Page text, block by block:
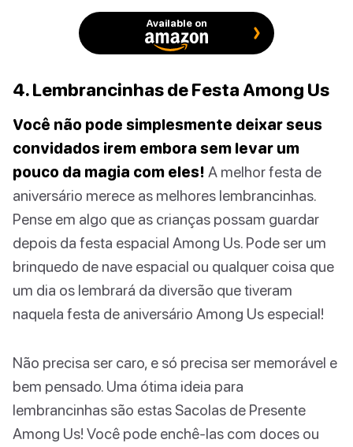
Available on
4. Lembrancinhas de Festa Among Us
Você não pode simplesmente deixar seus
convidados irem embora sem levar um
pouco da magia com eles! A melhor festa de
aniversário merece as melhores lembrancinhas.
Pense em algo que as crianças possam guardar
depois da festa espacial Among Us. Pode ser um
brinquedo de nave espacial ou qualquer coisa que
um dia os lembrará da diversão que tiveram
naquela festa de aniversário Among Us especial!
Não precisa ser caro, e só precisa ser memorável e
bem pensado. Uma ótima ideia para
lembrancinhas são estas Sacolas de Presente
Among Us! Você pode enchê-las com doces ou